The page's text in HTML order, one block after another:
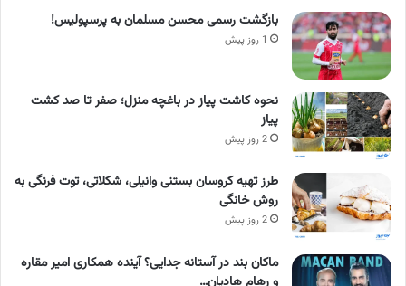
بازگشت رسمی محسن مسلمان به پرسپولیس!
1 روز پیش
نحوه کاشت پیاز در باغچه منزل؛ صفر تا صد کشت
پیاز
2 روز پیش
طرز تهیه کروسان بستنی وانیلی، شکلاتی، توت فرنگی به
روش خانگی
2 روز پیش
ماکان بند در آستانه جدایی؟ آینده همکاری امیر مقاره